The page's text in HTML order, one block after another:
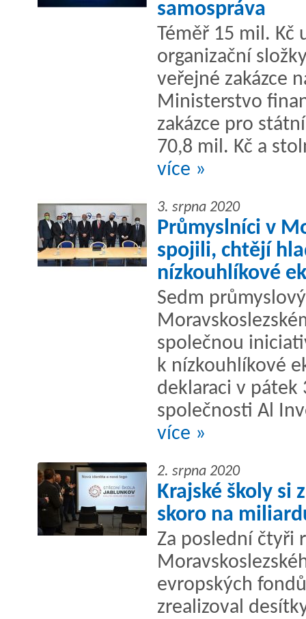
samospráva
Téměř 15 mil. Kč
organizační
veřejné zakázce
Ministerstvo
zakázce pro
70,8 mil. Kč a
více »
3. srpna 2020
Průmyslníci v
spojili, chtějí
nízkouhlíkové
Sedm
společnou
k nízkouhlíkové
deklaraci v pátek
společnosti Al
více »
2. srpna 2020
Krajské školy si
skoro na
Za poslední čtyři
evropských
zrealizoval